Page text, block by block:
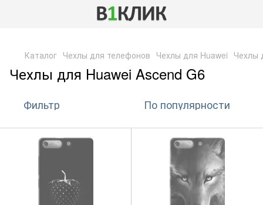
Каталог Чехлы для телефонов Чехлы для Huawei Чехлы
Чехлы для Huawei Ascend G6
Фильтр По популярности